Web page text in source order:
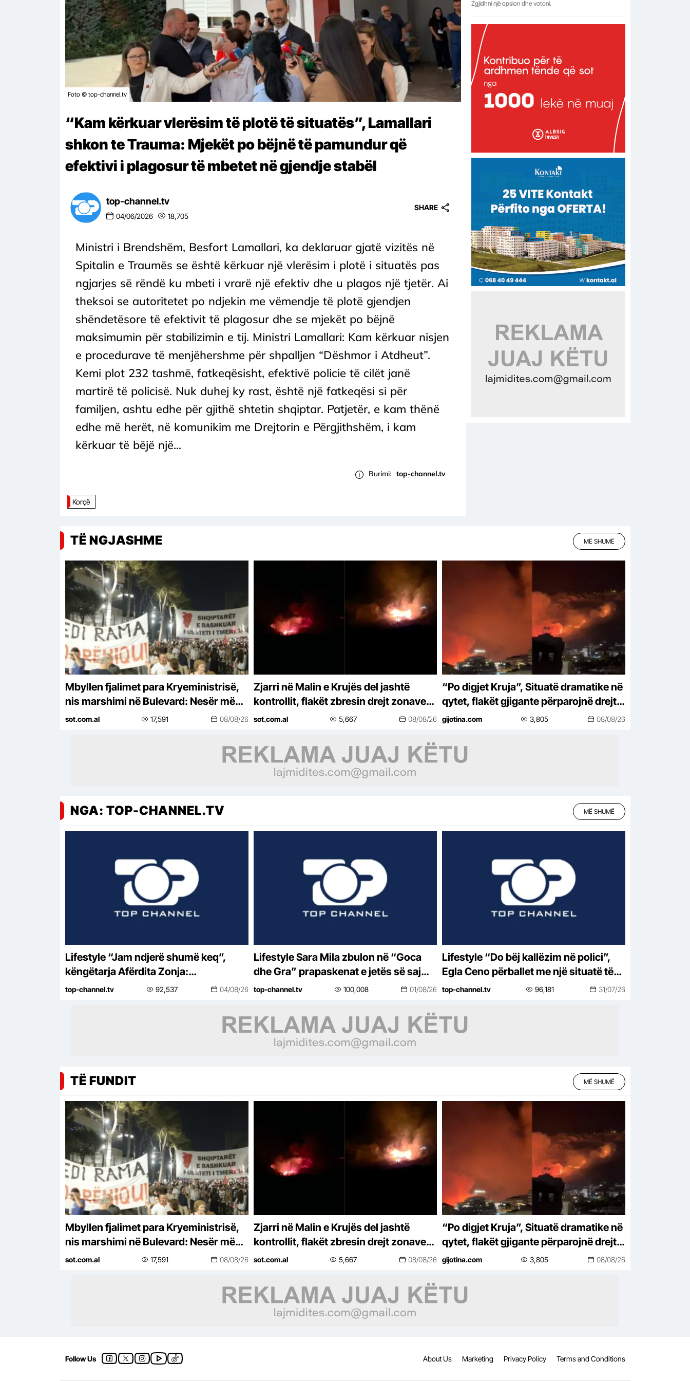
Foto © top-channel.tv
“Kam kërkuar vlerësim të plotë të situatës”, Lamallari
shkon te Trauma: Mjekët po bëjnë të pamundur që
efektivi i plagosur të mbetet në gjendje stabël
top-channel.tv
04/06/2026 18,705
SHARE
Ministri i Brendshëm, Besfort Lamallari, ka deklaruar gjatë vizitës në
Spitalin e Traumës se është kërkuar një vlerësim i plotë i situatës pas
ngjarjes së rëndë ku mbeti i vrarë një efektiv dhe u plagos një tjetër. Ai
theksoi se autoritetet po ndjekin me vëmendje të plotë gjendjen
shëndetësore të efektivit të plagosur dhe se mjekët po bëjnë
maksimumin për stabilizimin e tij. Ministri Lamallari: Kam kërkuar nisjen
e procedurave të menjëhershme për shpalljen “Dëshmor i Atdheut”.
Kemi plot 232 tashmë, fatkeqësisht, efektivë policie të cilët janë
martirë të policisë. Nuk duhej ky rast, është një fatkeqësi si për
familjen, ashtu edhe për gjithë shtetin shqiptar. Patjetër, e kam thënë
edhe më herët, në komunikim me Drejtorin e Përgjithshëm, i kam
kërkuar të bëjë një...
Burimi: top-channel.tv
Korçë
Zgjidhni një opsion dhe votoni.
TË NGJASHME MË SHUMË
Mbyllen fjalimet para Kryeministrisë,
nis marshimi në Bulevard: Nesër më
shumë!
sot.com.al 17,591 08/08/26
Zjarri në Malin e Krujës del jashtë
kontrollit, flakët zbresin drejt zonave
të banuara
sot.com.al 5,667 08/08/26
“Po digjet Kruja”, Situatë dramatike në
qytet, flakët gjigante përparojnë drejt
banesave, digjen disa prej tyre
gijotina.com 3,805 08/08/26
NGA: TOP-CHANNEL.TV MË SHUMË
Lifestyle “Jam ndjerë shumë keq”,
këngëtarja Afërdita Zonja:
Parashqevinë nuk e kam takuar në
top-channel.tv 92,537 04/08/26
Lifestyle Sara Mila zbulon në “Goca
dhe Gra” prapaskenat e jetës së saj
politike: Teatër jo i bukur, nuk është aq
top-channel.tv 100,008 01/08/26
Lifestyle “Do bëj kallëzim në polici”,
Egla Ceno përballet me një situatë të
vështirë rreziku: Mos më prek damarin
top-channel.tv 96,181 31/07/26
TË FUNDIT MË SHUMË
Mbyllen fjalimet para Kryeministrisë,
nis marshimi në Bulevard: Nesër më
shumë!
sot.com.al 17,591 08/08/26
Zjarri në Malin e Krujës del jashtë
kontrollit, flakët zbresin drejt zonave
të banuara
sot.com.al 5,667 08/08/26
“Po digjet Kruja”, Situatë dramatike në
qytet, flakët gjigante përparojnë drejt
banesave, digjen disa prej tyre
gijotina.com 3,805 08/08/26
Follow Us About Us Marketing Privacy Policy Terms and Conditions